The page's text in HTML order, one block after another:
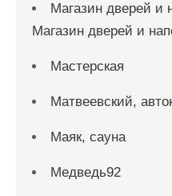
Магазин дверей и
Магазин дверей и
Мастерская
Матвеевский,
Маяк, сауна
Медведь92